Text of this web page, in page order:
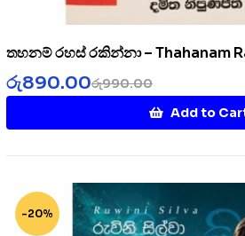
තහනම් රහස් රකින්නා – Thahanam
රු990.00
රු890.00
Add to
-20%